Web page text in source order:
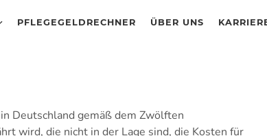
PFLEGEGELDRECHNER ÜBER UNS
Deutschland gemäß dem Zwölften
wird, die nicht in der Lage sind, die Kosten für